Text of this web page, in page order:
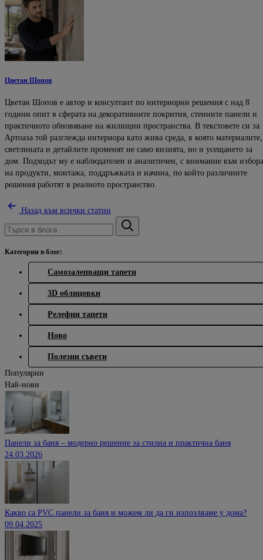
Цветан Шопов
Цветан Шопов е автор и консултант по интериорни решения с над 8
години опит в сферата на декоративните покрития, стенните панели и
практичното обновяване на жилищни пространства. В текстовете си за
Артоаза той разглежда интериора като жива среда, в която материалите,
светлината и детайлите променят не само визията, но и усещането за
дом. Подходът му е наблюдателен и аналитичен, с внимание към избора
на продукти, монтажа, поддръжката и начина, по който различните
решения работят в реалното пространство.
Назад към всички статии
Категории в блог:
Самозалепващи тапети
3D облицовки
Релефни тапети
Ново
Полезни съвети
Популярни
Най-нови
Панели за баня – модерно решение за стилна и практична баня
24.03.2026
Какво са PVC панели за баня и можем ли да ги изпозлваме у дома?
09.04.2025